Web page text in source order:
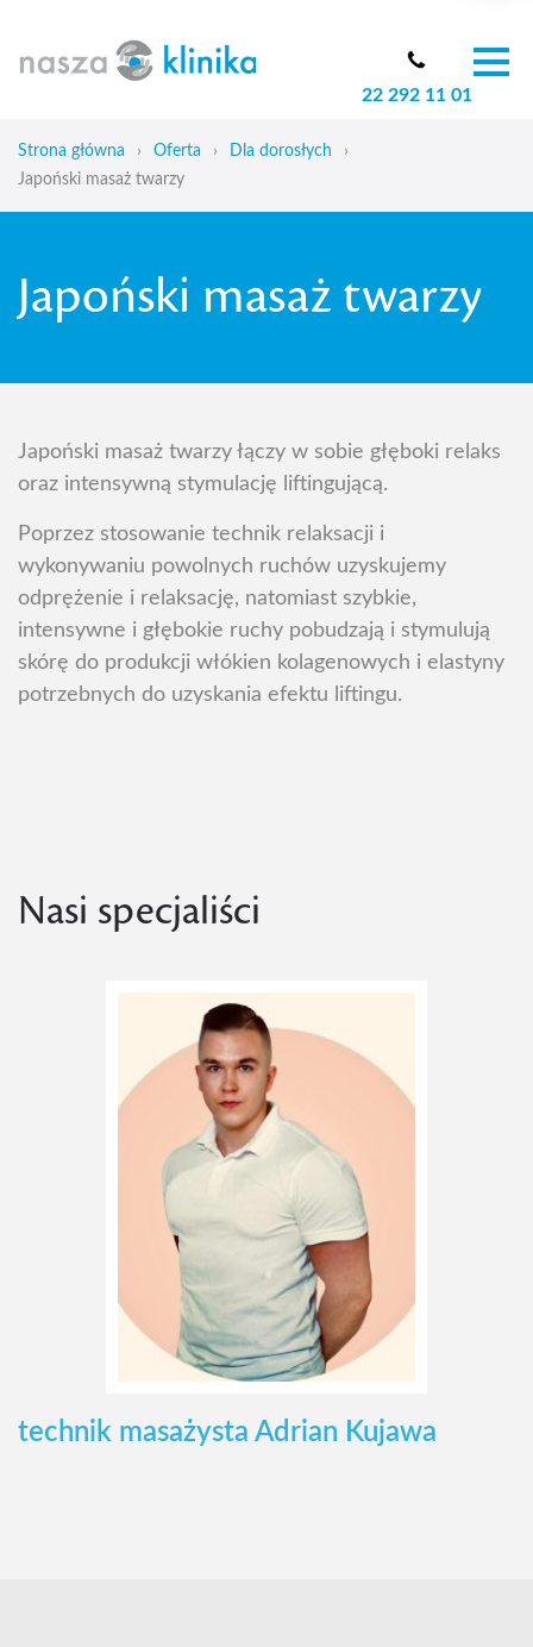
Zespół
Cennik
Skoliozy u dzieci
22 292 11 01
Strona główna › Oferta › Dla dorosłych
›
Japoński masaż twarzy
Japoński masaż twarzy
Japoński masaż twarzy łączy w sobie głęboki relaks
oraz intensywną stymulację liftingującą.
Poprzez stosowanie technik relaksacji i
wykonywaniu powolnych ruchów uzyskujemy
odprężenie i relaksację, natomiast szybkie,
intensywne i głębokie ruchy pobudzają i stymulują
skórę do produkcji włókien kolagenowych i elastyny
potrzebnych do uzyskania efektu liftingu.
Nasi specjaliści
technik masażysta Adrian Kujawa